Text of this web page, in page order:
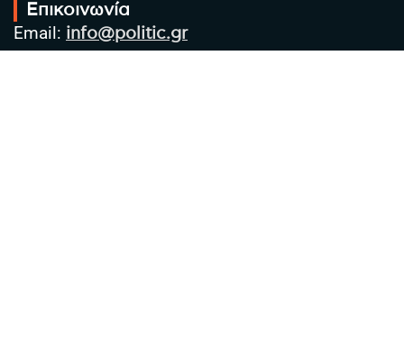
Επικοινωνία
Email: info@politic.gr
Τηλ: